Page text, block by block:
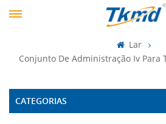
Lar
Conjunto De Administração Iv Para
CATEGORIAS